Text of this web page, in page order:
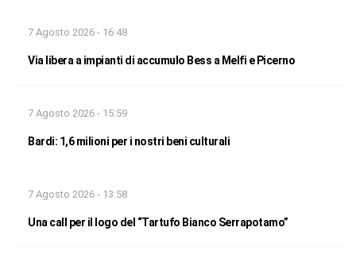
7 Agosto 2026 - 16:48
Via libera a impianti di accumulo Bess a Melfi e Picerno
7 Agosto 2026 - 15:59
Bardi: 1,6 milioni per i nostri beni culturali
7 Agosto 2026 - 13:58
Una call per il logo del “Tartufo Bianco Serrapotamo”